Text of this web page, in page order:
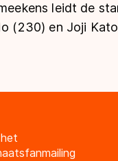
leidt de
(230) en Joji